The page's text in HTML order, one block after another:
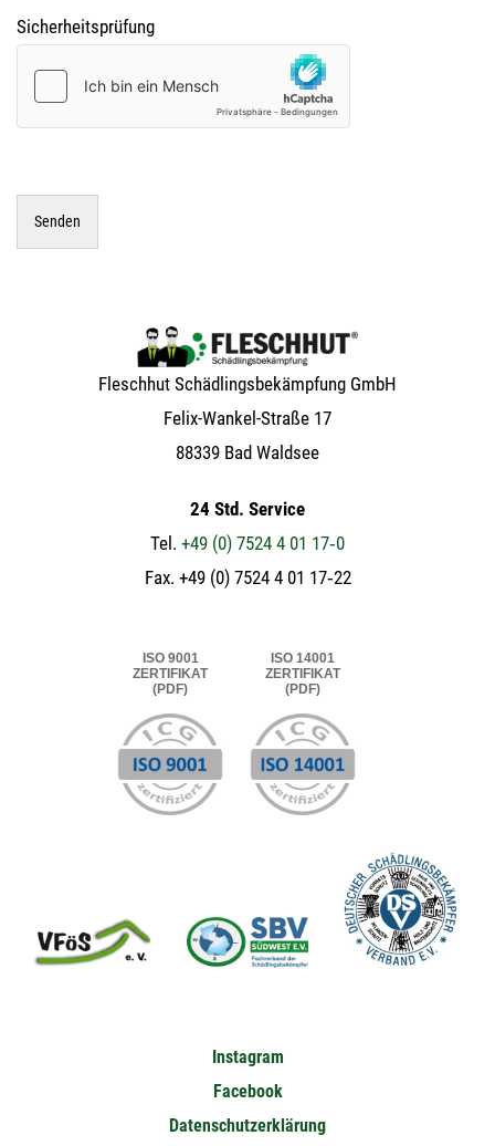
Sicher­heits­prü­fung
Flesch­hut Schäd­lings­be­kämp­fung GmbH
Felix-Wan­kel-Stra­ße 17
88339 Bad Waldsee
24 Std. Service
Tel. +49 (0) 7524 4 01 17‑0
Fax. +49 (0) 7524 4 01 17‑22
ISO 9001
ZERTIFIKAT
(PDF)
ISO 14001
ZERTIFIKAT
(PDF)
Instagram
Facebook
Datenschutzerklärung